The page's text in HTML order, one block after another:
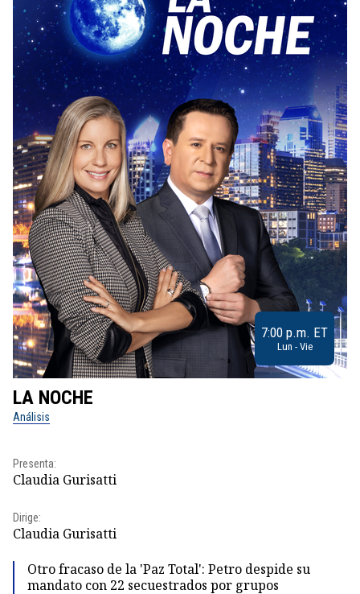
7:00 p.m. ET
Lun - Vie
LA NOCHE
Análisis
Presenta:
Claudia Gurisatti
Dirige:
Claudia Gurisatti
Otro fracaso de la 'Paz Total': Petro despide su
mandato con 22 secuestrados por grupos